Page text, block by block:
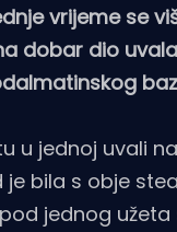
vrijeme se
dobar dio
u jednoj uvali
je bila s obje
jednog